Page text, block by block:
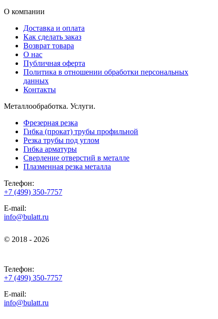
О компании
Доставка и оплата
Как сделать заказ
Возврат товара
О нас
Публичная оферта
Политика в отношении обработки персональных
данных
Контакты
Металлообработка. Услуги.
Фрезерная резка
Гибка (прокат) трубы профильной
Резка трубы под углом
Гибка арматуры
Сверление отверстий в металле
Плазменная резка металла
Телефон:
+7 (499) 350-7757
E-mail:
info@bulatt.ru
© 2018 - 2026
Телефон:
+7 (499) 350-7757
E-mail:
info@bulatt.ru